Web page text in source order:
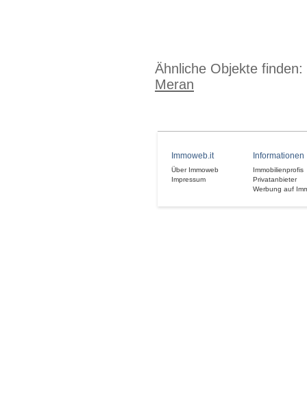
Ähnliche Objekte finden:
Meran
Immoweb.it
Über Immoweb
Impressum
Informationen
Immobilienprofis
Privatanbieter
Werbung auf